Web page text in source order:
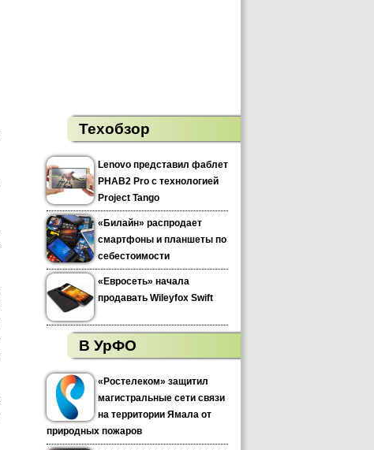
Техобзор
Lenovo представил фаблет
PHAB2 Pro с технологией
Project Tango
«Билайн» распродает
смартфоны и планшеты по
себестоимости
«Евросеть» начала
продавать Wileyfox Swift
В УрФО
«Ростелеком» защитил
магистральные сети связи
на территории Ямала от
природных пожаров